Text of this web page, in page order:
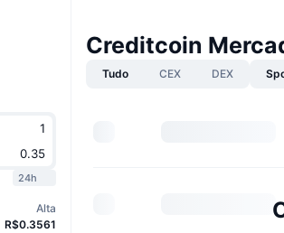
24h
Alta
R$0.3561
Creditcoin
Tudo CEX DEX